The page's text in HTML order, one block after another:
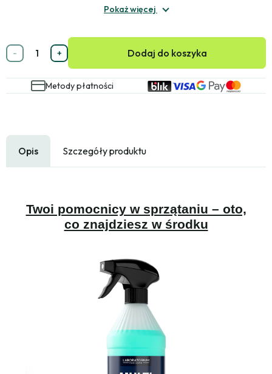
Pokaż więcej
- + Dodaj do koszyka
Metody płatności
Opis Szczegóły produktu
Twoi pomocnicy w sprzątaniu – oto,
co znajdziesz w środku